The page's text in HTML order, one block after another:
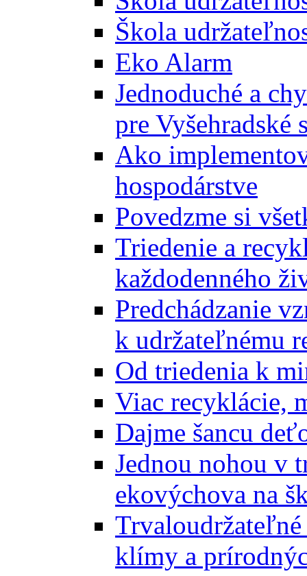
Škola
Eko Alarm
Jednoduché a
pre Vyšehradské
Ako
hospodárstve
Povedzme si
Triedenie a
každodenného
Predchádzanie
k udržateľnému
Od triedenia k
Viac recyklácie,
Dajme šancu
Jednou nohou v
ekovýchova na
klímy a